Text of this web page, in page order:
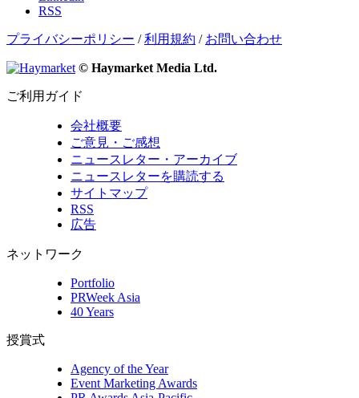
RSS
プライバシーポリシー /利用規約 / お問い合わせ
© Haymarket Media Ltd.
ご利用ガイド
会社概要
ご意見・ご感想
ニュースレター・アーカイブ
ニュースレターを購読する
サイトマップ
RSS
広告
ネットワーク
Portfolio
PRWeek Asia
40 Years
授賞式
Agency of the Year
Event Marketing Awards